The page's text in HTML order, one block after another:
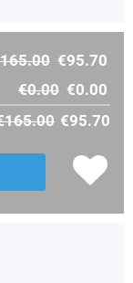
165.00 €95.70
€0.00 €0.00
165.00 €95.70